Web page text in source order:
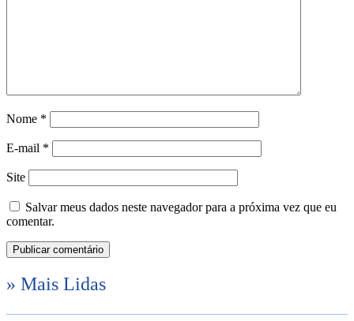
Nome *
E-mail *
Site
Salvar meus dados neste navegador para a próxima vez que eu
comentar.
» Mais Lidas